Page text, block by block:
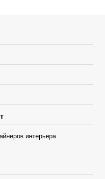
интерьера